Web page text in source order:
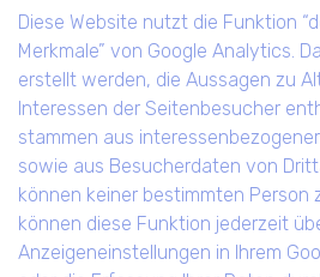
Diese Website nutzt die Funktion
Merkmale” von Google Analytics.
erstellt werden, die Aussagen zu
Interessen der Seitenbesucher
stammen aus
sowie aus Besucherdaten von
können keiner bestimmten Person
können diese Funktion jederzeit
Anzeigeneinstellungen in Ihrem